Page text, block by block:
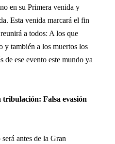
en su Primera venida y
Esta venida marcará el fin
a todos: A los que
y también a los muertos los
de ese evento este mundo ya
Falsa evasión
antes de la Gran